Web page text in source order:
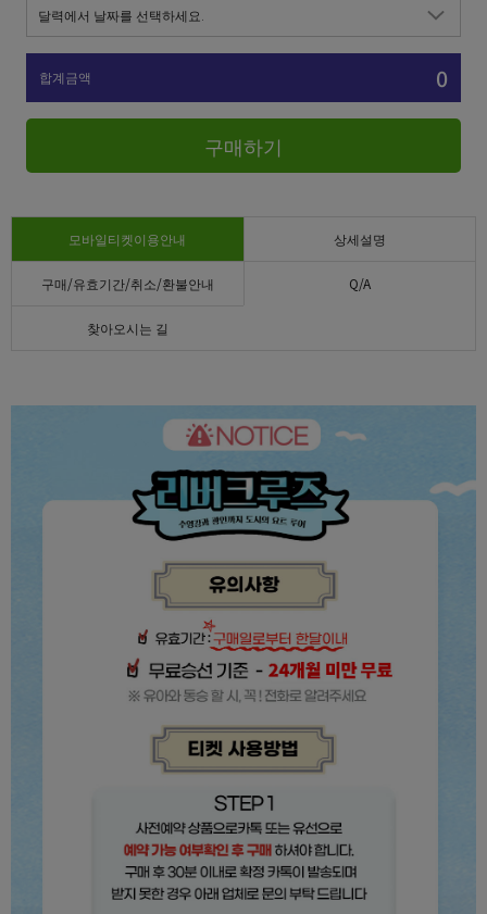
합계금액 0
구매하기
모바일티켓이용안내 상세설명
구매/유효기간/취소/환불안내 Q/A
찾아오시는 길